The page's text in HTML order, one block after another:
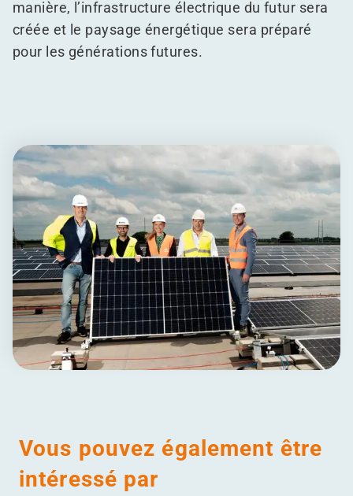
manière, l’infrastructure électrique du futur sera
créée et le paysage énergétique sera préparé
pour les générations futures.
Vous pouvez également être
intéressé par